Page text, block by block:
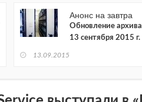
Анонс на завтра
Обновление архива
13 сентября 2015 г.
13.09.2015